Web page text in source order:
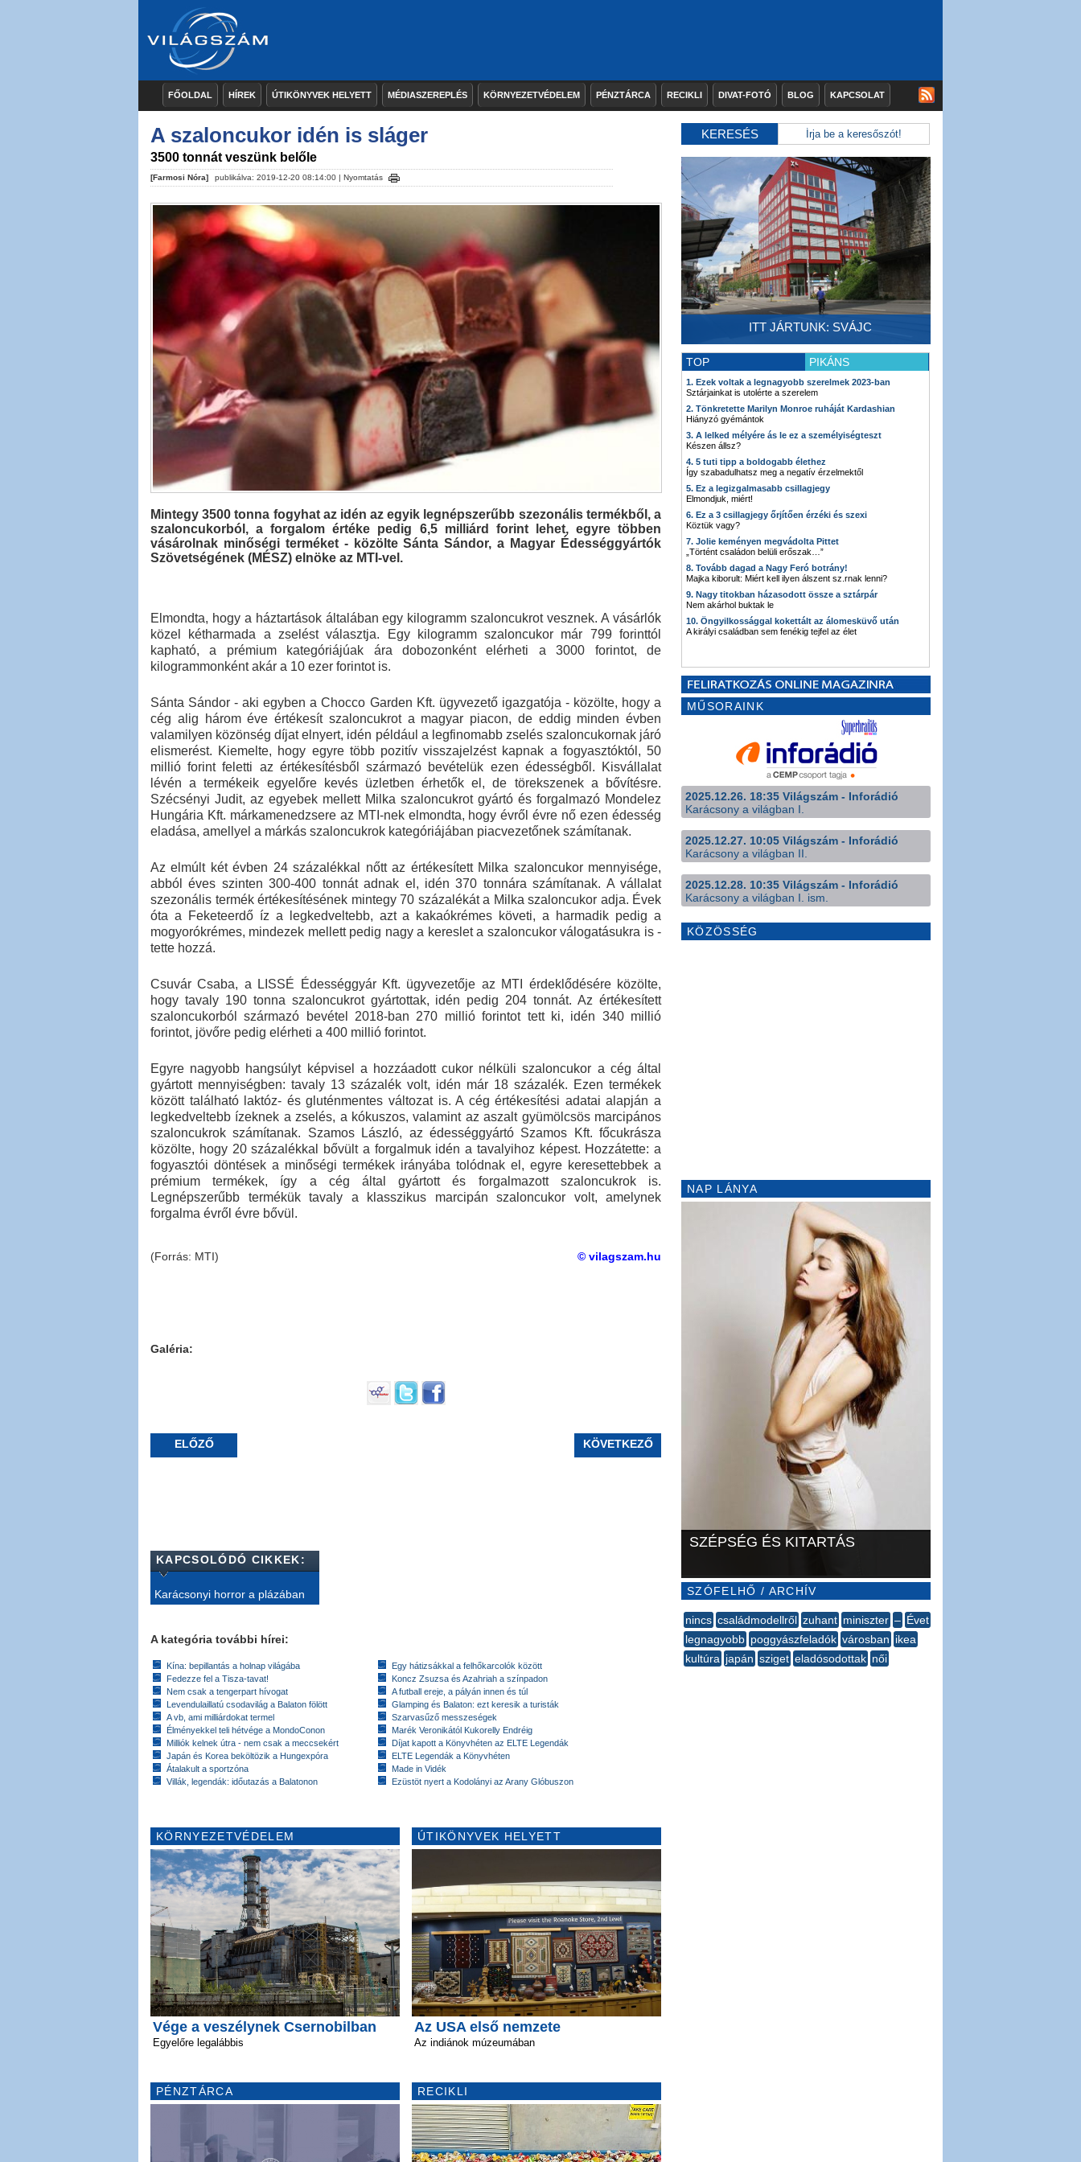
FŐOLDAL HÍREK ÚTIKÖNYVEK HELYETT MÉDIASZEREPLÉS KÖRNYEZETVÉDELEM PÉNZTÁRCA RECIKLI DIVAT-FOTÓ BLOG KAPCSOLAT
A szaloncukor idén is sláger
3500 tonnát veszünk belőle
[Farmosi Nóra] publikálva: 2019-12-20 08:14:00 | Nyomtatás
Mintegy 3500 tonna fogyhat az idén az egyik legnépszerűbb szezonális termékből, a
szaloncukorból, a forgalom értéke pedig 6,5 milliárd forint lehet, egyre többen
vásárolnak minőségi terméket - közölte Sánta Sándor, a Magyar Édességgyártók
Szövetségének (MÉSZ) elnöke az MTI-vel.
Elmondta, hogy a háztartások általában egy kilogramm szaloncukrot vesznek. A vásárlók
közel kétharmada a zselést választja. Egy kilogramm szaloncukor már 799 forinttól
kapható, a prémium kategóriájúak ára dobozonként elérheti a 3000 forintot, de
kilogrammonként akár a 10 ezer forintot is.
Sánta Sándor - aki egyben a Chocco Garden Kft. ügyvezető igazgatója - közölte, hogy a
cég alig három éve értékesít szaloncukrot a magyar piacon, de eddig minden évben
valamilyen közönség díjat elnyert, idén például a legfinomabb zselés szaloncukornak járó
elismerést. Kiemelte, hogy egyre több pozitív visszajelzést kapnak a fogyasztóktól, 50
millió forint feletti az értékesítésből származó bevételük ezen édességből. Kisvállalat
lévén a termékeik egyelőre kevés üzletben érhetők el, de törekszenek a bővítésre.
Szécsényi Judit, az egyebek mellett Milka szaloncukrot gyártó és forgalmazó Mondelez
Hungária Kft. márkamenedzsere az MTI-nek elmondta, hogy évről évre nő ezen édesség
eladása, amellyel a márkás szaloncukrok kategóriájában piacvezetőnek számítanak.
Az elmúlt két évben 24 százalékkal nőtt az értékesített Milka szaloncukor mennyisége,
abból éves szinten 300-400 tonnát adnak el, idén 370 tonnára számítanak. A vállalat
szezonális termék értékesítésének mintegy 70 százalékát a Milka szaloncukor adja. Évek
óta a Feketeerdő íz a legkedveltebb, azt a kakaókrémes követi, a harmadik pedig a
mogyorókrémes, mindezek mellett pedig nagy a kereslet a szaloncukor válogatásukra is -
tette hozzá.
Csuvár Csaba, a LISSÉ Édességgyár Kft. ügyvezetője az MTI érdeklődésére közölte,
hogy tavaly 190 tonna szaloncukrot gyártottak, idén pedig 204 tonnát. Az értékesített
szaloncukorból származó bevétel 2018-ban 270 millió forintot tett ki, idén 340 millió
forintot, jövőre pedig elérheti a 400 millió forintot.
Egyre nagyobb hangsúlyt képvisel a hozzáadott cukor nélküli szaloncukor a cég által
gyártott mennyiségben: tavaly 13 százalék volt, idén már 18 százalék. Ezen termékek
között található laktóz- és gluténmentes változat is. A cég értékesítési adatai alapján a
legkedveltebb ízeknek a zselés, a kókuszos, valamint az aszalt gyümölcsös marcipános
szaloncukrok számítanak. Szamos László, az édességgyártó Szamos Kft. főcukrásza
közölte, hogy 20 százalékkal bővült a forgalmuk idén a tavalyihoz képest. Hozzátette: a
fogyasztói döntések a minőségi termékek irányába tolódnak el, egyre keresettebbek a
prémium termékek, így a cég által gyártott és forgalmazott szaloncukrok is.
Legnépszerűbb termékük tavaly a klasszikus marcipán szaloncukor volt, amelynek
forgalma évről évre bővül.
© vilagszam.hu
(Forrás: MTI)
Galéria:
ELŐZŐ KÖVETKEZŐ
KAPCSOLÓDÓ CIKKEK:
Karácsonyi horror a plázában
A kategória további hírei:
Kína: bepillantás a holnap világába
Fedezze fel a Tisza-tavat!
Nem csak a tengerpart hívogat
Levendulaillatú csodavilág a Balaton fölött
A vb, ami milliárdokat termel
Élményekkel teli hétvége a MondoConon
Milliók kelnek útra - nem csak a meccsekért
Japán és Korea beköltözik a Hungexpóra
Átalakult a sportzóna
Villák, legendák: időutazás a Balatonon
Egy hátizsákkal a felhőkarcolók között
Koncz Zsuzsa és Azahriah a színpadon
A futball ereje, a pályán innen és túl
Glamping és Balaton: ezt keresik a turisták
Szarvasűző messzeségek
Marék Veronikától Kukorelly Endréig
Díjat kapott a Könyvhéten az ELTE Legendák
ELTE Legendák a Könyvhéten
Made in Vidék
Ezüstöt nyert a Kodolányi az Arany Glóbuszon
KÖRNYEZETVÉDELEM
Vége a veszélynek Csernobilban
Egyelőre legalábbis
PÉNZTÁRCA
ÚTIKÖNYVEK HELYETT
Az USA első nemzete
Az indiánok múzeumában
RECIKLI
KERESÉS
ITT JÁRTUNK: SVÁJC
TOP PIKÁNS
1. Ezek voltak a legnagyobb szerelmek 2023-ban
Sztárjainkat is utolérte a szerelem
2. Tönkretette Marilyn Monroe ruháját Kardashian
Hiányzó gyémántok
3. A lelked mélyére ás le ez a személyiségteszt
Készen állsz?
4. 5 tuti tipp a boldogabb élethez
Így szabadulhatsz meg a negatív érzelmektől
5. Ez a legizgalmasabb csillagjegy
Elmondjuk, miért!
6. Ez a 3 csillagjegy őrjítően érzéki és szexi
Köztük vagy?
7. Jolie keményen megvádolta Pittet
„Történt családon belüli erőszak…”
8. Tovább dagad a Nagy Feró botrány!
Majka kiborult: Miért kell ilyen álszent sz.rnak lenni?
9. Nagy titokban házasodott össze a sztárpár
Nem akárhol buktak le
10. Öngyilkossággal kokettált az álomesküvő után
A királyi családban sem fenékig tejfel az élet
MŰSORAINK
2025.12.26. 18:35 Világszám - Inforádió
Karácsony a világban I.
2025.12.27. 10:05 Világszám - Inforádió
Karácsony a világban II.
2025.12.28. 10:35 Világszám - Inforádió
Karácsony a világban I. ism.
KÖZÖSSÉG
NAP LÁNYA
SZÉPSÉG ÉS KITARTÁS
SZÓFELHŐ / ARCHÍV
nincs családmodellről zuhant miniszter – Évet
legnagyobb poggyászfeladók városban ikea
kultúra japán sziget eladósodottak női